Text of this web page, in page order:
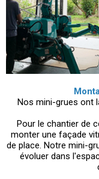
Nos mini-grues ont
Pour le chantier de
monter une façade
de place. Notre mini-
évoluer dans